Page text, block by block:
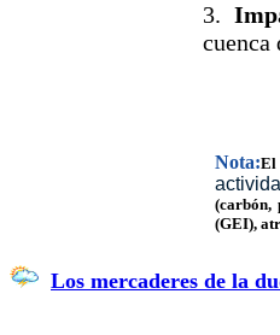
3.
Nota:El
(carbón,
(GEI),
Los mercaderes de la